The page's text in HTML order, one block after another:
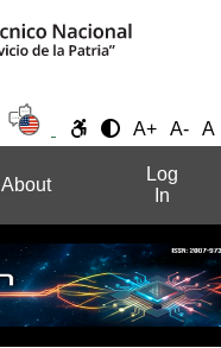
A+ A- A
About
Log
In